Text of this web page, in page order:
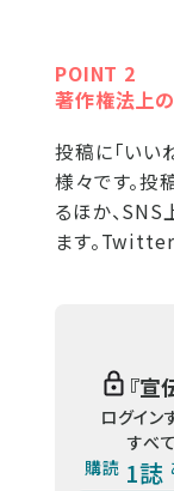
POINT 2
著作権法上
投稿に「いい
様々です。
るほか、
ます。Twitter
『宣
ログイン
すべ
購読 1誌